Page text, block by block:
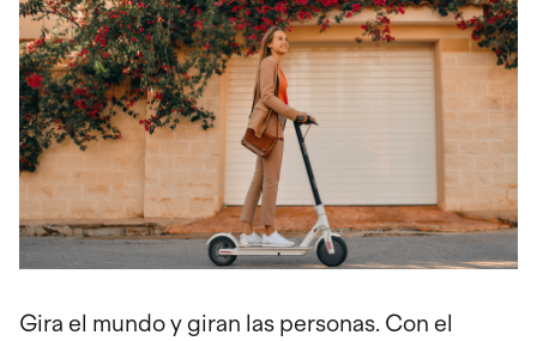
la
navegación
Gira el mundo y giran las personas. Con el